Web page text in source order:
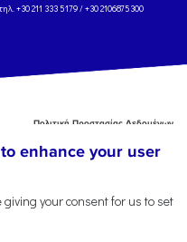
+30 211 333 5179 / +30 2106875300
Πολιτική Προστασίας Δεδομένων
Χρήσης
Αναφορά
enhance your user
your consent for us to set